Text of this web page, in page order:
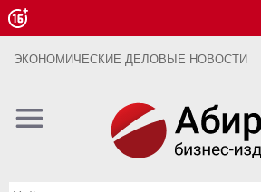
ЭКОНОМИЧЕСКИЕ ДЕЛОВЫЕ НОВОСТИ